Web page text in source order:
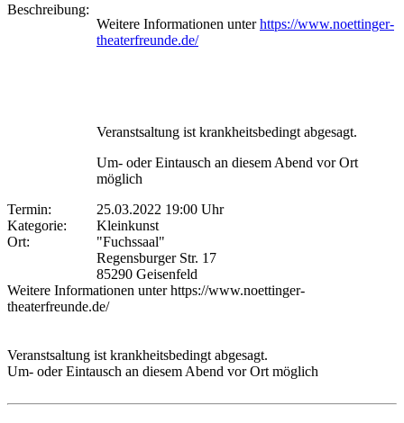
Beschreibung:
Weitere Informationen unterhttps://www.noettinger-
theaterfreunde.de/
Veranstsaltung ist krankheitsbedingt abgesagt.
Um- oder Eintausch an diesem Abend vor Ort
möglich
Termin:
25.03.2022 19:00 Uhr
Kategorie:
Kleinkunst
Ort:
"Fuchssaal"
Regensburger Str. 17
85290 Geisenfeld
Weitere Informationen unter https://www.noettinger-
theaterfreunde.de/
Veranstsaltung ist krankheitsbedingt abgesagt.
Um- oder Eintausch an diesem Abend vor Ort möglich